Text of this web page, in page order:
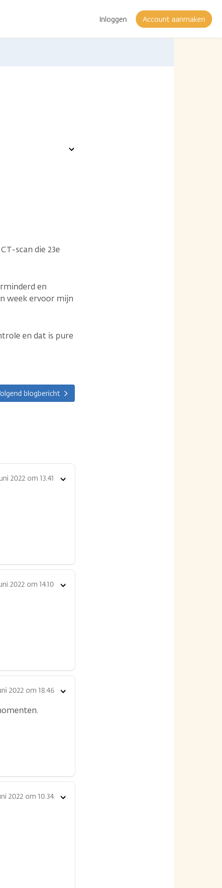
Inloggen Account aanmaken
scan die 23e
en
week ervoor mijn
en dat is pure
blogbericht
Toon
2022 om 13.41
Toon
2022 om 14.10
Toon
2022 om 18.46
Toon
2022 om 10.34
Toon